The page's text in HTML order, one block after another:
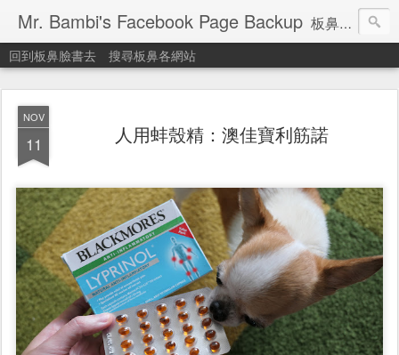
Mr. Bambi's Facebook Page Backup 板鼻臉書備份站
回到板鼻臉書去 搜尋板鼻各網站
NOV
11 人用蚌殼精：澳佳寶利筋諾